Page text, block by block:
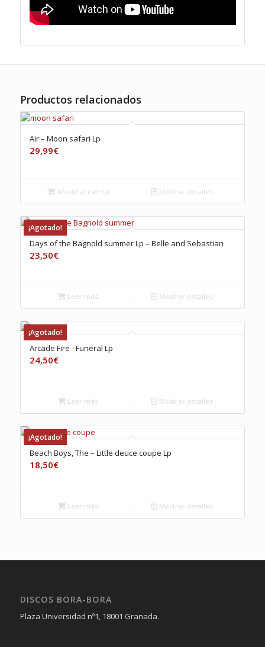
Productos relacionados
Air – Moon safari Lp
29,99€
Añadir al carrito Mostrar detalles
¡Agotado!
Days of the Bagnold summer Lp – Belle and Sebastian
23,50€
Leer más Mostrar detalles
¡Agotado!
Arcade Fire ‎- Funeral Lp
24,50€
Leer más Mostrar detalles
¡Agotado!
Beach Boys, The – Little deuce coupe Lp
18,50€
Leer más Mostrar detalles
DISCOS BORA-BORA
Plaza Universidad nº1, 18001 Granada.